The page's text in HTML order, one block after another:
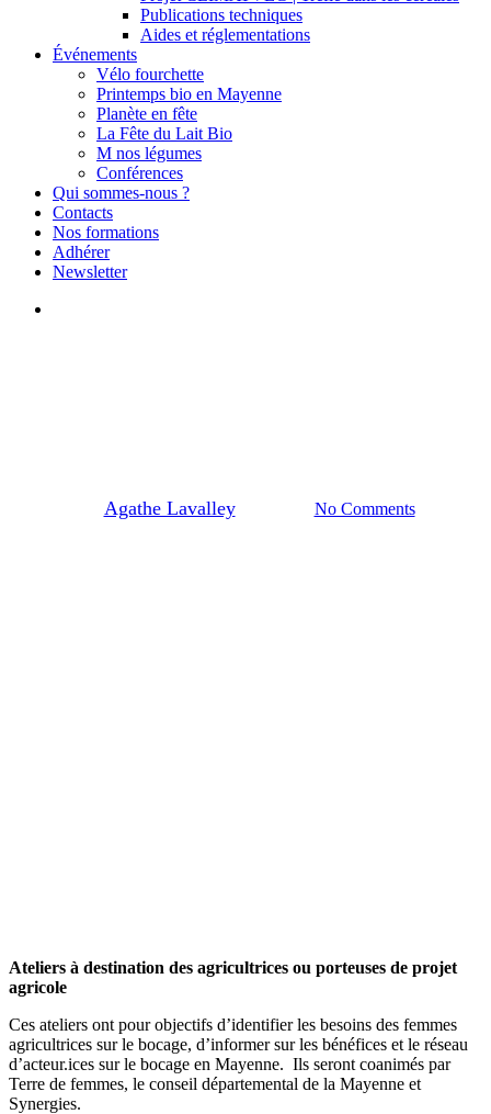
Publications techniques
Aides et réglementations
Événements
Vélo fourchette
Printemps bio en Mayenne
Planète en fête
La Fête du Lait Bio
M nos légumes
Conférences
Qui sommes-nous ?
Contacts
Nos formations
Adhérer
Newsletter
Agathe Lavalley30/09/2025 No Comments
Ateliers à destination des agricultrices ou porteuses de projet
agricole
Ces ateliers ont pour objectifs d’identifier les besoins des femmes
agricultrices sur le bocage, d’informer sur les bénéfices et le réseau
d’acteur.ices sur le bocage en Mayenne. Ils seront coanimés par
Terre de femmes, le conseil départemental de la Mayenne et
Synergies.